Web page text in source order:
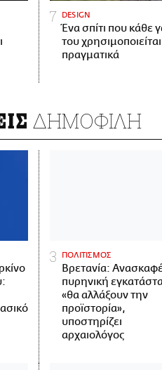
DESIGN
Ένα σπίτι που κάθε
του χρησιμοποιείται
πραγματικά
ΔΗΜΟΦΙΛΗ
ΠΟΛΙΤΙΣΜΟΣ
Βρετανία:
πυρηνική
«θα αλλάξουν την
προϊστορία»,
υποστηρίζει
αρχαιολόγος